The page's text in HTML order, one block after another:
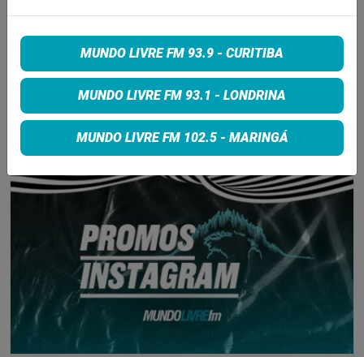
7 de agosto de 2026
INSCREVA-SE
MUNDO LIVRE FM 93.9 - CURITIBA
MUNDO LIVRE FM 93.1 - LONDRINA
MUNDO LIVRE FM 102.5 - MARINGÁ